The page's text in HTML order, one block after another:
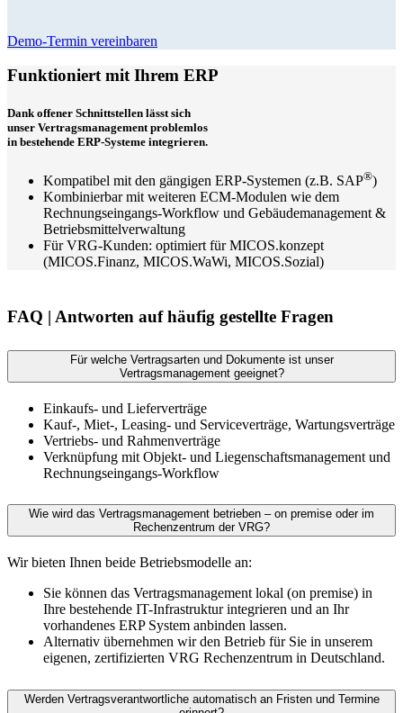
Demo-Termin vereinbaren
Funktioniert mit Ihrem ERP
Dank offener Schnittstellen lässt sich
unser Vertragsmanagement problemlos
in bestehende ERP-Systeme integrieren.
Kompatibel mit den gängigen ERP-Systemen (z.B. SAP®)
Kombinierbar mit weiteren ECM-Modulen wie dem
Rechnungseingangs-Workflow und Gebäudemanagement &
Betriebsmittelverwaltung
Für VRG-Kunden: optimiert für MICOS.konzept
(MICOS.Finanz, MICOS.WaWi, MICOS.Sozial)
FAQ | Antworten auf häufig gestellte Fragen
Für welche Vertragsarten und Dokumente ist unser
Vertragsmanagement geeignet?
Einkaufs- und Lieferverträge
Kauf-, Miet-, Leasing- und Serviceverträge, Wartungsverträge
Vertriebs- und Rahmenverträge
Verknüpfung mit Objekt- und Liegenschaftsmanagement und
Rechnungseingangs-Workflow
Wie wird das Vertragsmanagement betrieben – on premise oder im
Rechenzentrum der VRG?
Wir bieten Ihnen beide Betriebsmodelle an:
Sie können das Vertragsmanagement lokal (on premise) in
Ihre bestehende IT-Infrastruktur integrieren und an Ihr
vorhandenes ERP System anbinden lassen.
Alternativ übernehmen wir den Betrieb für Sie in unserem
eigenen, zertifizierten VRG Rechenzentrum in Deutschland.
Werden Vertragsverantwortliche automatisch an Fristen und Termine